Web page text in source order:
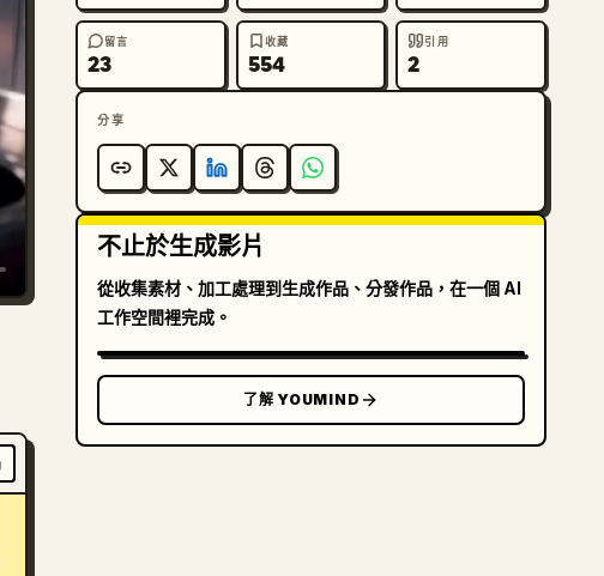
留言
23
收藏
554
引用
2
分享
不止於生成影片
從收集素材、加工處理到生成作品、分發作品，在一個 AI
工作空間裡完成。
了解 YOUMIND